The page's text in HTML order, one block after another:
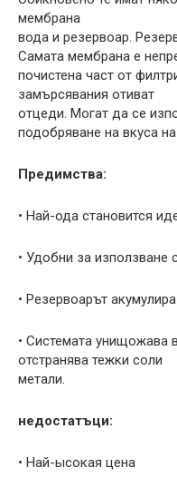
мембрана
вода и резервоар.
Самата мембрана е
почистена част от
замърсявания отиват
отцеди. Могат да се
подобряване на вкуса
Предимства:
• Най-ода становится
• Удобни за използване
• Резервоарът
• Системата унищожава
отстранява тежки соли
метали.
недостатъци:
• Най-ысокая цена